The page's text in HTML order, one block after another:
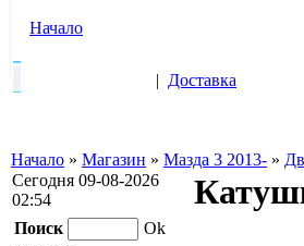
Начало
| Доставка
Начало » Магазин » Мазда 3 2013- »
Сегодня 09-08-2026
02:54
Поиск
Ok